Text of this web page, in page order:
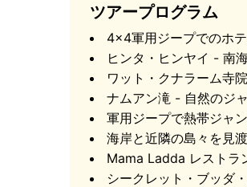
も撮影されるランドマー
カップルはその願いが叶う
から車列はワット・クナラ
姿勢でガラスケースに保存
ナムアン滝 コ・サ
ツアープログラム
4×4軍用ジープでのホテ
ヒンタ・ヒンヤイ - 南
ワット・クナラーム寺
ナムアン滝 - 自然のジ
軍用ジープで熱帯ジャ
海岸と近隣の島々を見
Mama Ladda レストラ
シークレット・ブッダ